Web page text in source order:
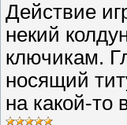
Действие
некий
ключикам.
носящий
на какой-то